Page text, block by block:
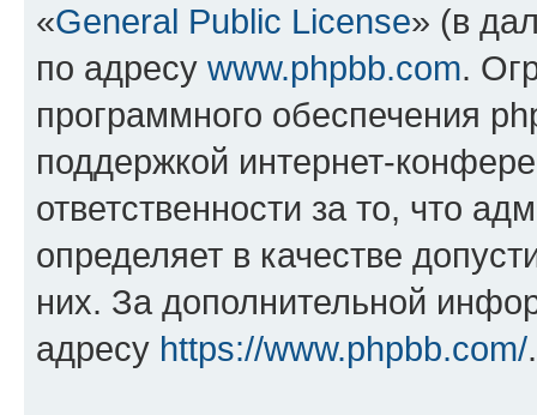
«General Public License» (в
по адресу www.phpbb.com.
программного обеспечения
поддержкой интернет-
ответственности за то, что
определяет в качестве
них. За дополнительной
адресу https://www.phpbb.com/.